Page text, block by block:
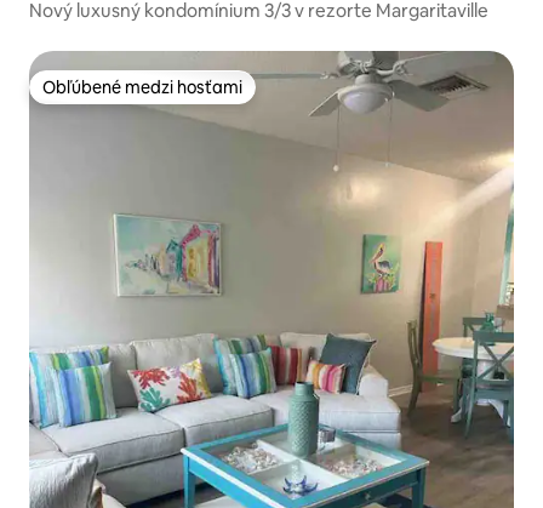
Nový luxusný kondomínium 3/3 v rezorte Margaritaville
Obľúbené medzi hosťami
Obľúbené medzi hosťami